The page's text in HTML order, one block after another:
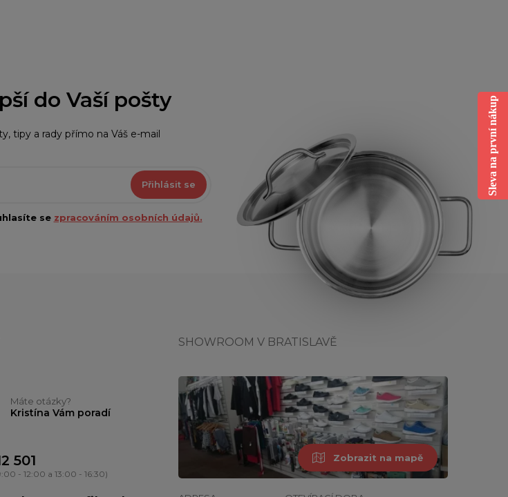
do Vaší pošty
tipy a rady přímo na Váš e-mail
Přihlásit se
se zpracováním osobních údajů.
Máte otázky?
Kristína Vám poradí
501
- 12:00 a 13:00 - 16:30)
SHOWROOM V BRATISLAVĚ
Zobrazit na mapě
Sleva na první nákup